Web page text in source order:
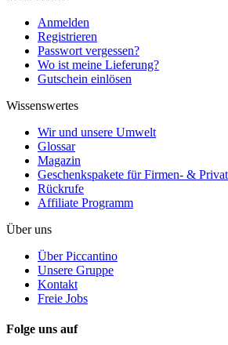
Anmelden
Registrieren
Passwort vergessen?
Wo ist meine Lieferung?
Gutschein einlösen
Wissenswertes
Wir und unsere Umwelt
Glossar
Magazin
Geschenkspakete für Firmen- &
Rückrufe
Affiliate Programm
Über uns
Über Piccantino
Unsere Gruppe
Kontakt
Freie Jobs
Folge uns auf